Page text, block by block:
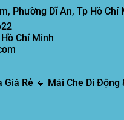
Phường Dĩ An, Tp Hồ Chí
Chí Minh
Giá Rẻ 🔹 Mái Che Di